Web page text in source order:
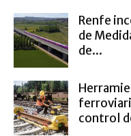
Renfe
de
de...
control